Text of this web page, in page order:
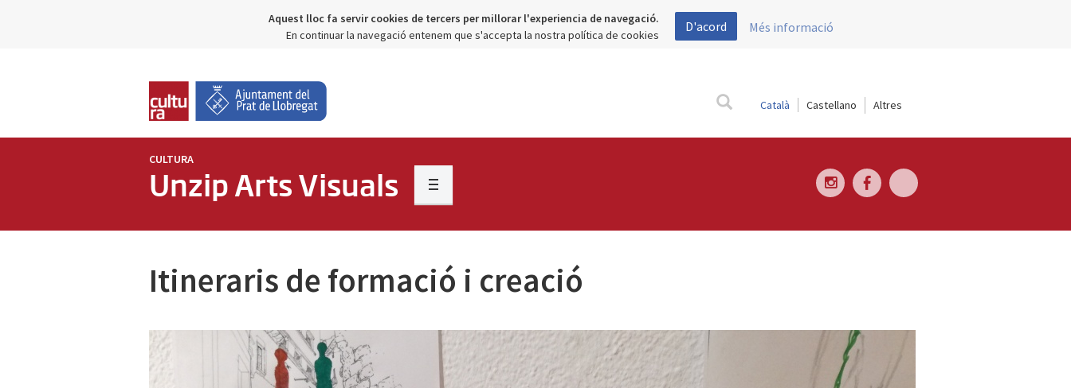
Aquest lloc fa servir cookies de tercers per millorar l'experiencia de navegació.
En continuar la navegació entenem que s'accepta la nostra política de cookies
D'acord Més informació
Català Castellano
CULTURA
Unzip Arts Visuals
Itineraris de formació i creació